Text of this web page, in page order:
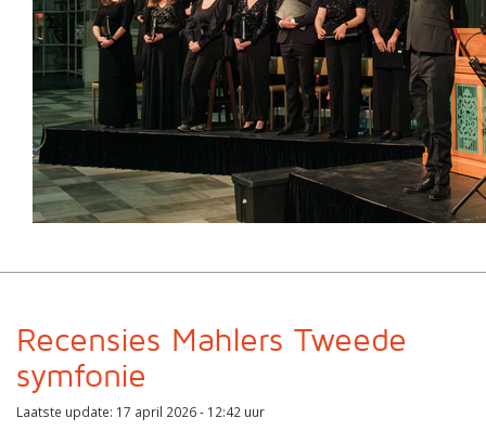
Recensies Mahlers Tweede
symfonie
Laatste update: 17 april 2026 - 12:42 uur